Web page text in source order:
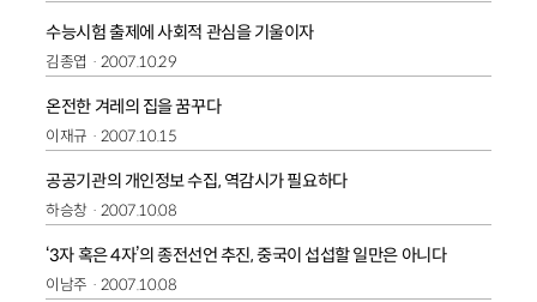
수능시험 출제에 사회적 관심을 기울이자
김종엽 2007.10.29
온전한 겨레의 집을 꿈꾸다
이재규 2007.10.15
공공기관의 개인정보 수집, 역감시가 필요하다
하승창 2007.10.08
‘3자 혹은 4자’의 종전선언 추진, 중국이 섭섭할 일만은 아니다
이남주 2007.10.08